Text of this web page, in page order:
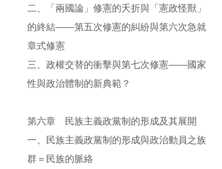
二、「兩國論」修憲的夭折與「憲政怪獸」
的終結――第五次修憲的糾紛與第六次急就
章式修憲
三、政權交替的衝擊與第七次修憲――國家
性與政治體制的新典範？
第六章 民族主義政黨制的形成及其展開
一、民族主義政黨制的形成與政治動員之族
群＝民族的脈絡